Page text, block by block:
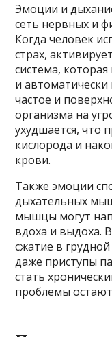
Эмоции и
сеть нервных и
Когда человек
страх,
система,
и
частое и
организма на
ухудшается, что
кислорода и
крови.
Также эмоции
дыхательных
мышцы могут
вдоха и выдоха.
сжатие в
даже приступы
стать
проблемы